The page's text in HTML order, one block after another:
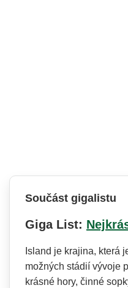
Součást gigalistu
Giga List:
Island je krajina, která
možných stádií vývoje
krásné hory, činné